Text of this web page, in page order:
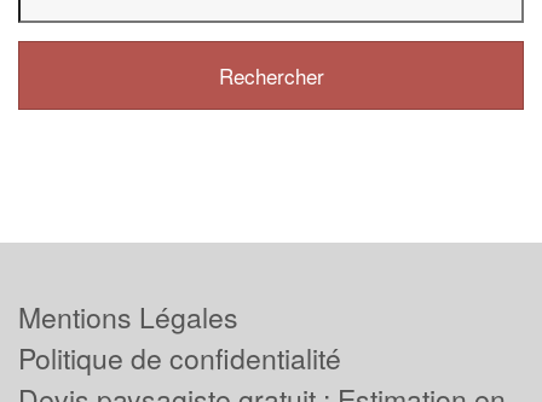
Mentions Légales
Politique de confidentialité